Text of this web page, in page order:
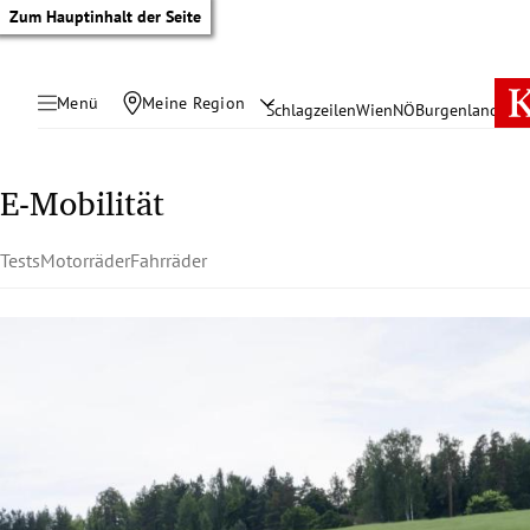
Zum Hauptinhalt der Seite
Menü Meine Region SchlagzeilenWienNÖBurgenland
Untermenü
E-Mobilität
TestsMotorräderFahrräder